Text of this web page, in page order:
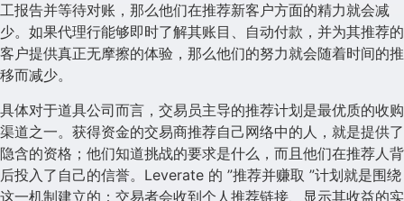
工报告并等待对账，那么他们在推荐新客户方面的精力就会减
少。如果代理行能够即时了解其账目、自动付款，并为其推荐的
客户提供真正无摩擦的体验，那么他们的努力就会随着时间的推
移而减少。
具体对于道具公司而言，交易员主导的推荐计划是最优质的收购
渠道之一。获得资金的交易商推荐自己网络中的人，就是提供了
隐含的资格；他们知道挑战的要求是什么，而且他们在推荐人背
后投入了自己的信誉。Leverate 的 ”推荐并赚取 ”计划就是围绕
这一机制建立的：交易者会收到个人推荐链接、显示其收益的实